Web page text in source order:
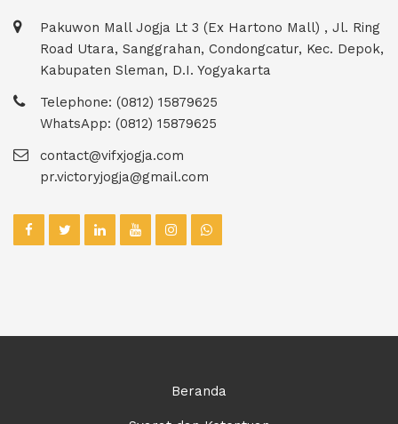
Pakuwon Mall Jogja Lt 3 (Ex Hartono Mall) , Jl. Ring
Road Utara, Sanggrahan, Condongcatur, Kec. Depok,
Kabupaten Sleman, D.I. Yogyakarta
Telephone: (0812) 15879625
WhatsApp: (0812) 15879625
contact@vifxjogja.com
pr.victoryjogja@gmail.com
Beranda